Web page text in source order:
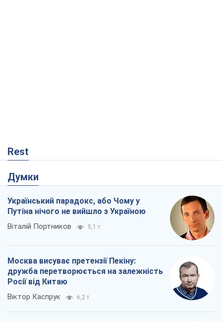
Rest
Думки
Український парадокс, або Чому у
Путіна нічого не вийшло з Україною
Віталій Портников 5,1 т.
Москва висуває претензії Пекіну:
дружба перетворюється на залежність
Росії від Китаю
Віктор Каспрук 6,2 т.